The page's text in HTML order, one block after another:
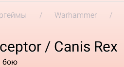
Warhammer
/ Canis Rex
бою